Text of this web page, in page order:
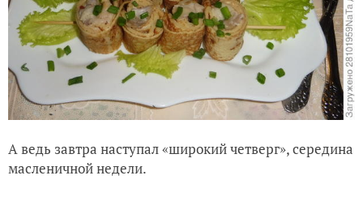
А ведь завтра наступал «широкий четверг», середина
масленичной недели.